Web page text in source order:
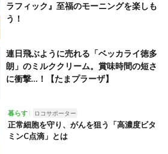
ラフィック』至福のモーニングを楽しも
う！
連日飛ぶように売れる「ベッカライ徳多
朗」のミルククリーム。賞味時間の短さ
に衝撃…！【たまプラーザ】
暮らす ロコサポーター
正常細胞を守り、がんを狙う「高濃度ビタ
ミンC点滴」とは